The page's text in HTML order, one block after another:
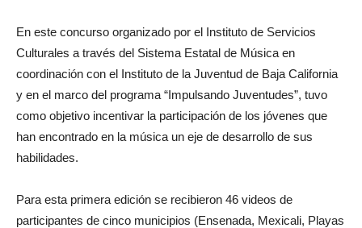
En este concurso organizado por el Instituto de Servicios
Culturales a través del Sistema Estatal de Música en
coordinación con el Instituto de la Juventud de Baja California
y en el marco del programa “Impulsando Juventudes”, tuvo
como objetivo incentivar la participación de los jóvenes que
han encontrado en la música un eje de desarrollo de sus
habilidades.
Para esta primera edición se recibieron 46 videos de
participantes de cinco municipios (Ensenada, Mexicali, Playas